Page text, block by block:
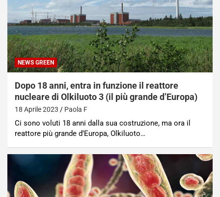
NEWS GREEN
Dopo 18 anni, entra in funzione il reattore
nucleare di Olkiluoto 3 (il più grande d’Europa)
18 Aprile 2023 Paola F
Ci sono voluti 18 anni dalla sua costruzione, ma ora il
reattore più grande d’Europa, Olkiluoto…